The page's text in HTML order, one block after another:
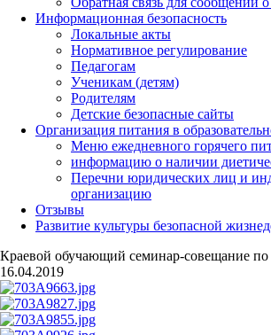
Информационная безопасность
Локальные акты
Нормативное регулирование
Педагогам
Ученикам (детям)
Родителям
Детские безопасные сайты
Организация питания в
Меню ежедневного горячего
информацию о наличии
Перечни юридических лиц и
организацию
Отзывы
Развитие культуры безопасной
Краевой обучающий семинар-совещание по
16.04.2019